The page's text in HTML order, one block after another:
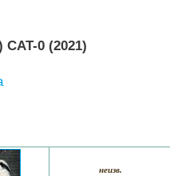
CAT-0 (2021)
неизв.